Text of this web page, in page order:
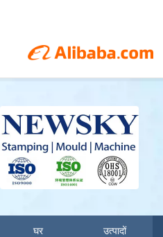
घर उत्पादों